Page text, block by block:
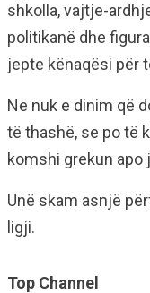
shkolla, vajtje-
politikanë dhe
jepte kënaqësi për
Ne nuk e dinim që
të thashë, se po të
komshi grekun apo
Unë skam asnjë
ligji.
Top Channel